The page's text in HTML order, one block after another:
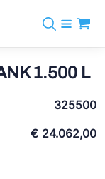
1.500 L
325500
€ 24.062,00